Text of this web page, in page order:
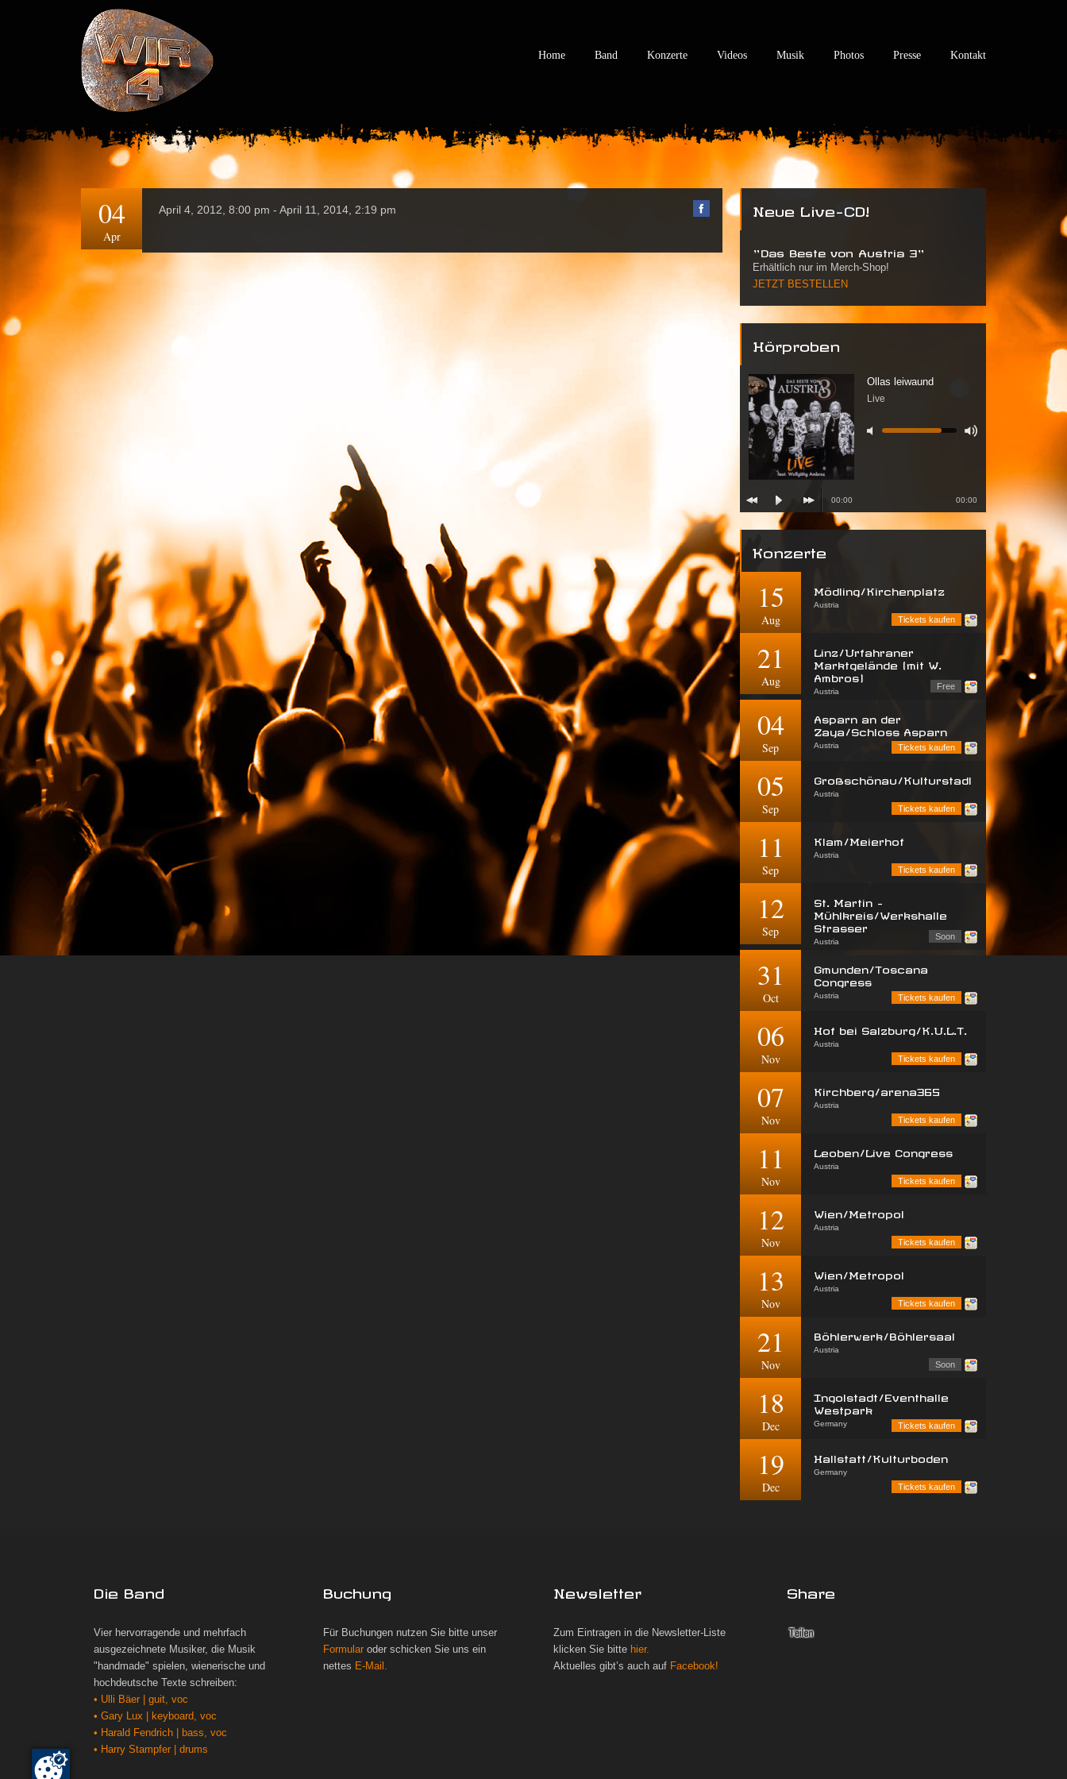
Home Band Konzerte Videos Musik Photos Presse Kontakt
04
Apr
April 4, 2012, 8:00 pm - April 11, 2014, 2:19 pm Neue Live-CD!
"Das Beste von Austria 3"
Erhältlich nur im Merch-Shop!
JETZT BESTELLEN
Hörproben
Ollas leiwaund
Live
00:00 00:00
Konzerte
15
Aug
Mödling/Kirchenplatz
Austria
Tickets kaufen
21
Aug
Linz/Urfahraner
Marktgelände (mit W.
Ambros)
Austria
Free
04
Sep
Asparn an der
Zaya/Schloss Asparn
Austria
Tickets kaufen
05
Sep
Großschönau/Kulturstadl
Austria
Tickets kaufen
11
Sep
Klam/Meierhof
Austria
Tickets kaufen
12
Sep
St. Martin -
Mühlkreis/Werkshalle
Strasser
Austria
Soon
31
Oct
Gmunden/Toscana
Congress
Austria
Tickets kaufen
06
Nov
Hof bei Salzburg/K.U.L.T.
Austria
Tickets kaufen
07
Nov
Kirchberg/arena365
Austria
Tickets kaufen
11
Nov
Leoben/Live Congress
Austria
Tickets kaufen
12
Nov
Wien/Metropol
Austria
Tickets kaufen
13
Nov
Wien/Metropol
Austria
Tickets kaufen
21
Nov
Böhlerwerk/Böhlersaal
Austria
Soon
18
Dec
Ingolstadt/Eventhalle
Westpark
Germany
Tickets kaufen
19
Dec
Hallstatt/Kulturboden
Germany
Tickets kaufen
Die Band
Vier hervorragende und mehrfach
ausgezeichnete Musiker, die Musik
"handmade" spielen, wienerische und
hochdeutsche Texte schreiben:
• Ulli Bäer | guit, voc
• Gary Lux | keyboard, voc
• Harald Fendrich | bass, voc
• Harry Stampfer | drums
Buchung
Für Buchungen nutzen Sie bitte unser
Formular oder schicken Sie uns ein
nettes E-Mail.
Newsletter
Zum Eintragen in die Newsletter-Liste
klicken Sie bitte hier.
Aktuelles gibt’s auch auf Facebook!
Share